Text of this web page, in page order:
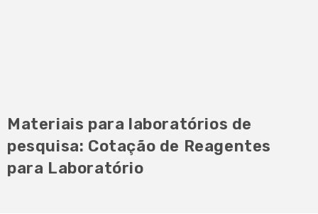
Materiais para laboratórios de
pesquisa: Cotação de Reagentes
para Laboratório